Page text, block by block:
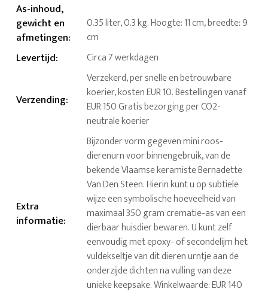
As-inhoud,
gewicht en
afmetingen:
0.35 liter, 0.3 kg. Hoogte: 11 cm, breedte: 9
cm
Levertijd: Circa 7 werkdagen
Verzending:
Verzekerd, per snelle en betrouwbare
koerier, kosten EUR 10. Bestellingen vanaf
EUR 150 Gratis bezorging per CO2-
neutrale koerier
Extra
informatie:
Bijzonder vorm gegeven mini roos-
dierenurn voor binnengebruik, van de
bekende Vlaamse keramiste Bernadette
Van Den Steen. Hierin kunt u op subtiele
wijze een symbolische hoeveelheid van
maximaal 350 gram crematie-as van een
dierbaar huisdier bewaren. U kunt zelf
eenvoudig met epoxy- of secondelijm het
vuldekseltje van dit dieren urntje aan de
onderzijde dichten na vulling van deze
unieke keepsake. Winkelwaarde: EUR 140